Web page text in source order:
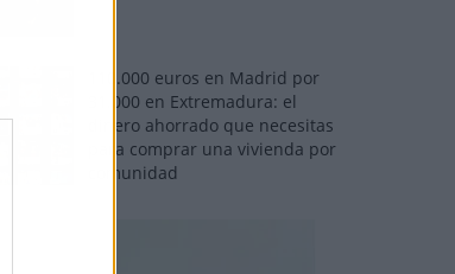
110.000 euros en Madrid por
31.000 en Extremadura: el
dinero ahorrado que necesitas
para comprar una vivienda por
comunidad